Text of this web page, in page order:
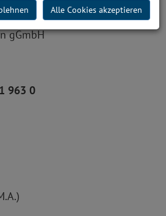
gGmbH
963 0
(M.A.)
Alle Cookies akzeptieren